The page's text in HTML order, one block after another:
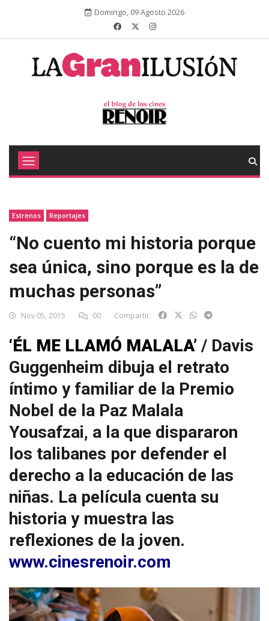
Domingo, 09 Agosto 2026
Estrenos Reportajes
“No cuento mi historia porque
sea única, sino porque es la de
muchas personas”
Nov 05, 2015 00 Compartir:
‘ÉL ME LLAMÓ MALALA’ / Davis
Guggenheim dibuja el retrato
íntimo y familiar de la Premio
Nobel de la Paz Malala
Yousafzai, a la que dispararon
los talibanes por defender el
derecho a la educación de las
niñas. La película cuenta su
historia y muestra las
reflexiones de la joven.
www.cinesrenoir.com